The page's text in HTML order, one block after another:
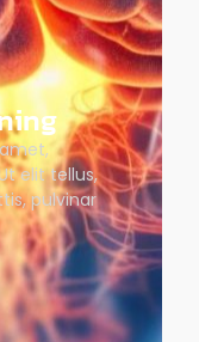
elit tellus,
pulvinar